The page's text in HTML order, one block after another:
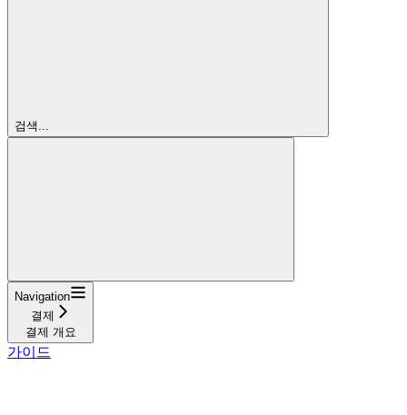
검색...
Navigation
결제
결제 개요
가이드